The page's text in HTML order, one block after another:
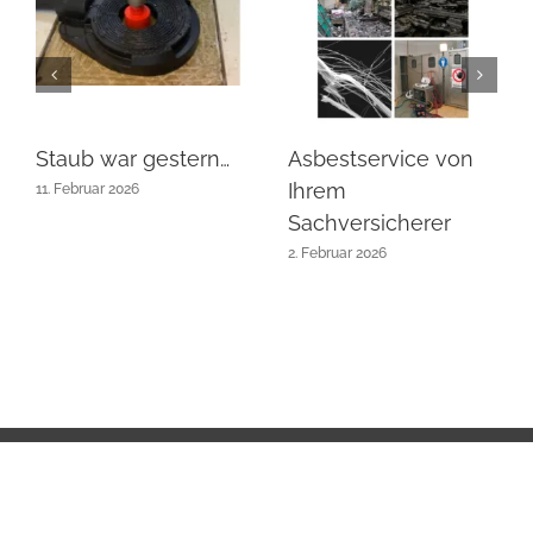
Staub war gestern…
11. Februar 2026
Asbestservice von
Ihrem
Sachversicherer
2. Februar 2026